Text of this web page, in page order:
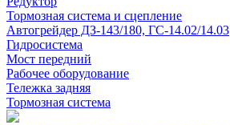
Тормозная система и сцепление
Автогрейдер ДЗ-143/180, ГС-14.02/14.03
Гидросистема
Мост передний
Рабочее оборудование
Тележка задняя
Тормозная система